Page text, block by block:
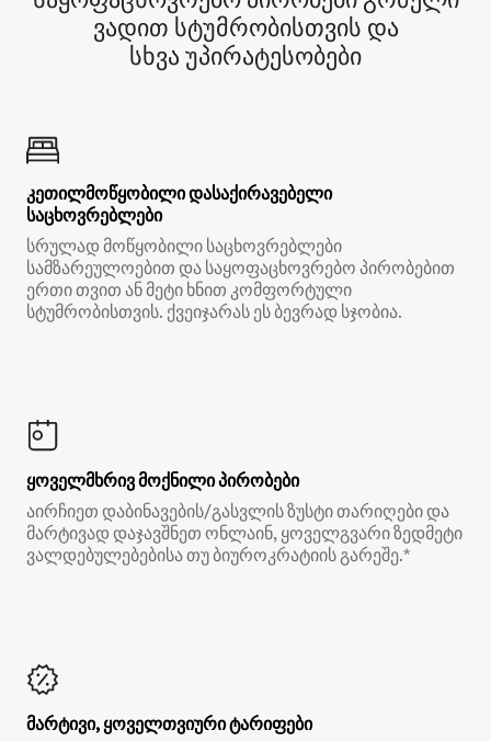
ვადით სტუმრობისთვის და
სხვა უპირატესობები
კეთილმოწყობილი დასაქირავებელი
საცხოვრებლები
სრულად მოწყობილი საცხოვრებლები
სამზარეულოებით და საყოფაცხოვრებო პირობებით
ერთი თვით ან მეტი ხნით კომფორტული
სტუმრობისთვის. ქვეიჯარას ეს ბევრად სჯობია.
ყოველმხრივ მოქნილი პირობები
აირჩიეთ დაბინავების/გასვლის ზუსტი თარიღები და
მარტივად დაჯავშნეთ ონლაინ, ყოველგვარი ზედმეტი
ვალდებულებებისა თუ ბიუროკრატიის გარეშე.*
მარტივი, ყოველთვიური ტარიფები